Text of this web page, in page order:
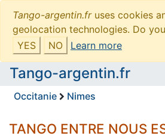
Tango-argentin.fruses cookies
geolocation technologies. Do
YES
NO Learn more
Tango-argentin.fr
Occitanie Nimes
TANGO ENTRE NOUS